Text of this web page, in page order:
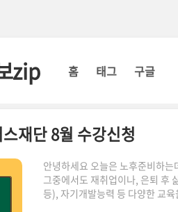
zip 홈 태그 구글
재단 8월 수강신청
안녕하세요 오늘은 노후준비하
그중에서도 재취업이나, 은퇴 후
등), 자기개발능력 등 다양한 교